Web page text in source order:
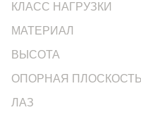
КЛАСС НАГРУЗКИ
МАТЕРИАЛ
ВЫСОТА
ОПОРНАЯ ПЛОСКОСТЬ
ЛАЗ